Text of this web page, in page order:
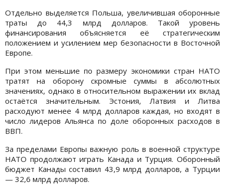
Отдельно выделяется Польша, увеличившая оборонные
траты до 44,3 млрд долларов. Такой уровень
финансирования объясняется её стратегическим
положением и усилением мер безопасности в Восточной
Европе.
При этом меньшие по размеру экономики стран НАТО
тратят на оборону скромные суммы в абсолютных
значениях, однако в относительном выражении их вклад
остаётся значительным. Эстония, Латвия и Литва
расходуют менее 4 млрд долларов каждая, но входят в
число лидеров Альянса по доле оборонных расходов в
ВВП.
За пределами Европы важную роль в военной структуре
НАТО продолжают играть Канада и Турция. Оборонный
бюджет Канады составил 43,9 млрд долларов, а Турции
— 32,6 млрд долларов.